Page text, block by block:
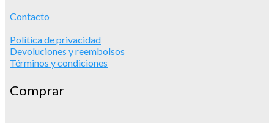
Contacto
Política de privacidad
Devoluciones y reembolsos
Términos y condiciones
Comprar